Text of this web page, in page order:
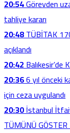
20:54Görevden
tahliye kararı
20:48TÜBİTAK
açıklandı
20:42Balıkesir’de
20:366 yıl önceki
için ceza uygulandı
20:30İstanbul
TÜMÜNÜ